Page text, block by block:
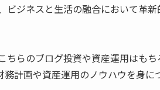
ビジネスと生活の融合において革
らのブログ投資や資産運用はも
計画や資産運用のノウハウを身